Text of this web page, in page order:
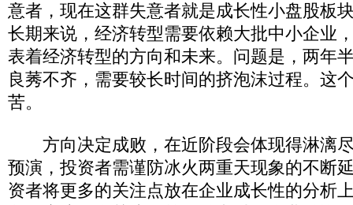
意者，现在这群失意者就是成长性小盘股板
长期来说，经济转型需要依赖大批中小企业
表着经济转型的方向和未来。问题是，两年
良莠不齐，需要较长时间的挤泡沫过程。这
苦。
方向决定成败，在近阶段会体现得淋漓
预演，投资者需谨防冰火两重天现象的不断
资者将更多的关注点放在企业成长性的分析